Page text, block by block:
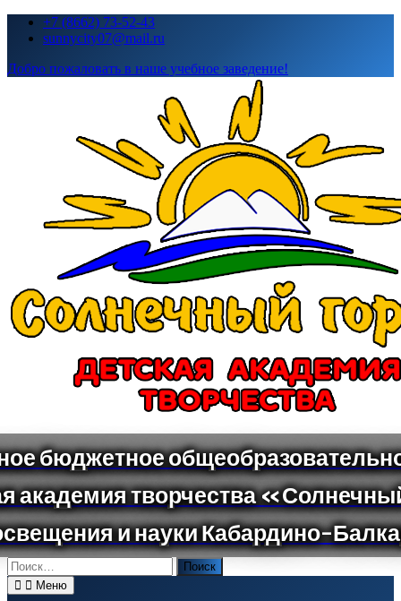
Перейти+7 (8662) 73-52-43
sunnycity07@mail.ru
Добро пожаловать в наше учебное заведение!
Поиск
по:
Меню